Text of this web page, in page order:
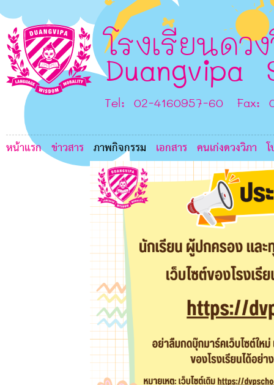
โรงเรียนดว
Duangvipa
Tel: 02-4160957-60 Fax:
หน้าแรก ข่าวสาร ภาพกิจกรรม เอกสาร คนเก่งดวงวิภา
D
I